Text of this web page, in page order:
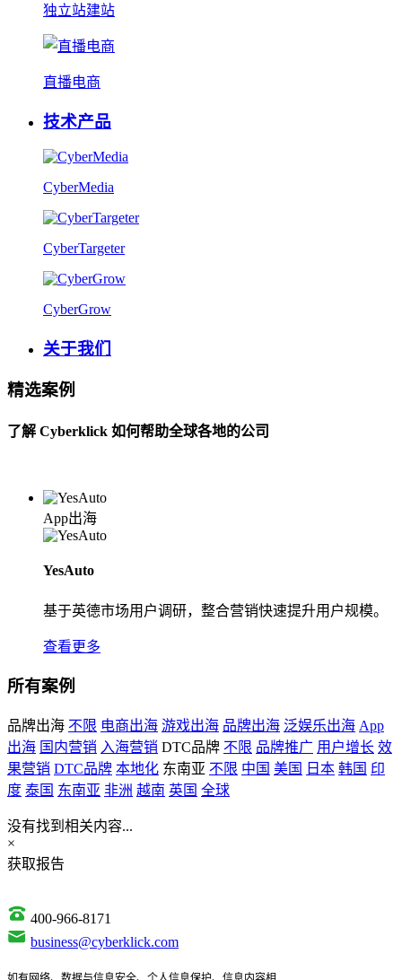
独立站建站
直播电商
技术产品
CyberMedia
CyberTargeter
CyberGrow
关于我们
精选案例
了解 Cyberklick 如何帮助全球各地的公司
App出海
YesAuto
基于英德市场用户调研，整合营销快速提升用户规模。
查看更多
所有案例
品牌出海 不限 电商出海 游戏出海 品牌出海 泛娱乐出海 App
出海 国内营销 入海营销 DTC品牌 不限 品牌推广 用户增长 效
果营销 DTC品牌 本地化 东南亚 不限 中国 美国 日本 韩国 印
度 泰国 东南亚 非洲 越南 英国 全球
没有找到相关内容...
×
获取报告
400-966-8171
business@cyberklick.com